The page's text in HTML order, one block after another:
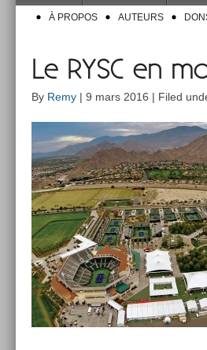
À PROPOS AUTEURS
Le RYSC en
By Remy | 9 mars 2016 | Filed